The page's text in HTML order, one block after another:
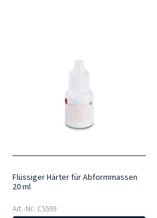
Flüssiger Härter für Abformmassen
20 ml
Art.-Nr.: CS599